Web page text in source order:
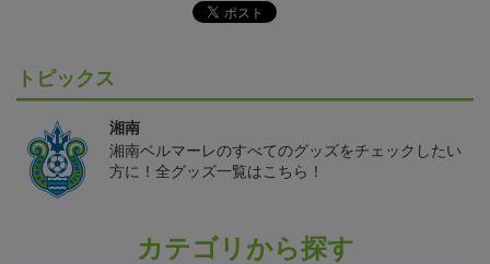
トピックス
湘南
湘南ベルマーレのすべてのグッズをチェックしたい
方に！全グッズ一覧はこちら！
カテゴリから探す